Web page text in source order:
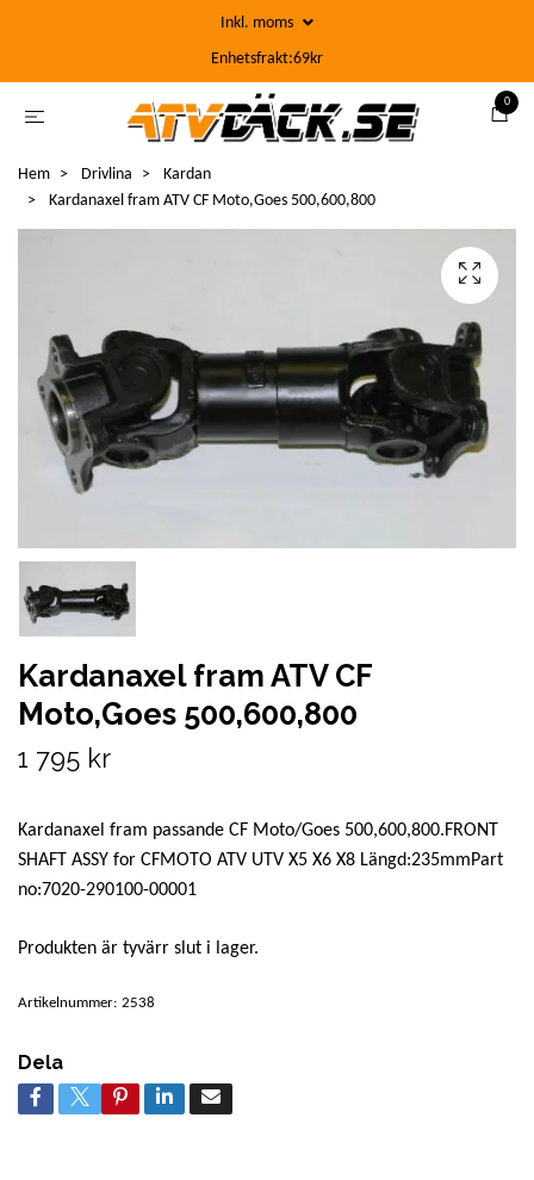
Inkl. moms
Enhetsfrakt:69kr
0
Hem Drivlina
Kardan
Kardanaxel fram ATV CF Moto,Goes 500,600,800
Kardanaxel fram ATV CF
Moto,Goes 500,600,800
1 795 kr
Kardanaxel fram passande CF Moto/Goes 500,600,800.FRONT
SHAFT ASSY for CFMOTO ATV UTV X5 X6 X8 Längd:235mmPart
no:7020-290100-00001
Produkten är tyvärr slut i lager.
Artikelnummer: 2538
Dela